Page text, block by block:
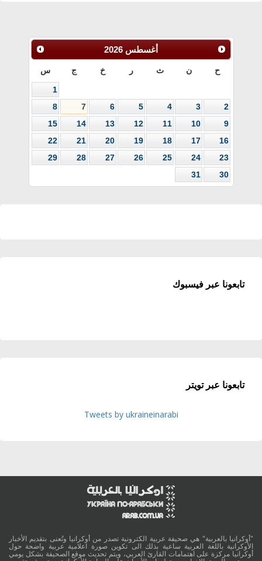
أغسطس 2026
ح ن ث ر خ ج س
1
2
3
4
5
6
7
8
9
10
11
12
13
14
15
16
17
18
19
20
21
22
23
24
25
26
27
28
29
30
31
تابعونا عبر فيسبوك
تابعونا عبر تويتر
Tweets by ukraineinarabi
"أوكرانيا بالعربية" هي صحيفة عربية الكترونية تصدر من أوكرانيا وتُعنى بتقديم الأخبار
الأوكرانية باللغة العربية ساعية بذلك الى تكوين صورة اعلامية عربية واضحة حول
أوكرانيا مركزة على اهتمامات القارئ العربي، ويتم تحديث موقع الصحيفة بشكل يومي